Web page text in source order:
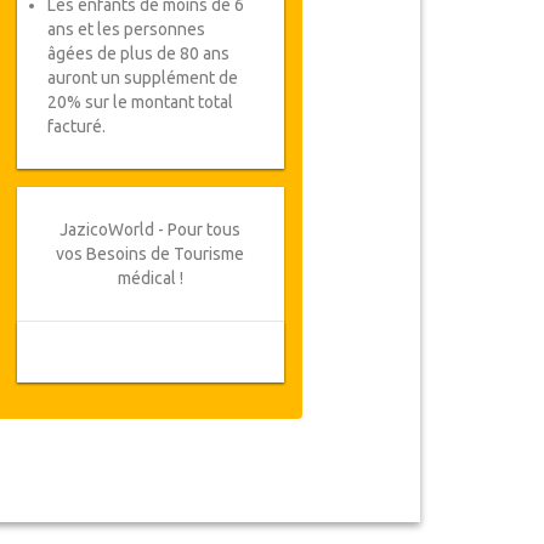
Les enfants de moins de 6
ans et les personnes
âgées de plus de 80 ans
auront un supplément de
20% sur le montant total
facturé.
JazicoWorld - Pour tous
vos Besoins de Tourisme
médical !